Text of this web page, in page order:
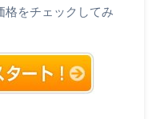
をチェックしてみ